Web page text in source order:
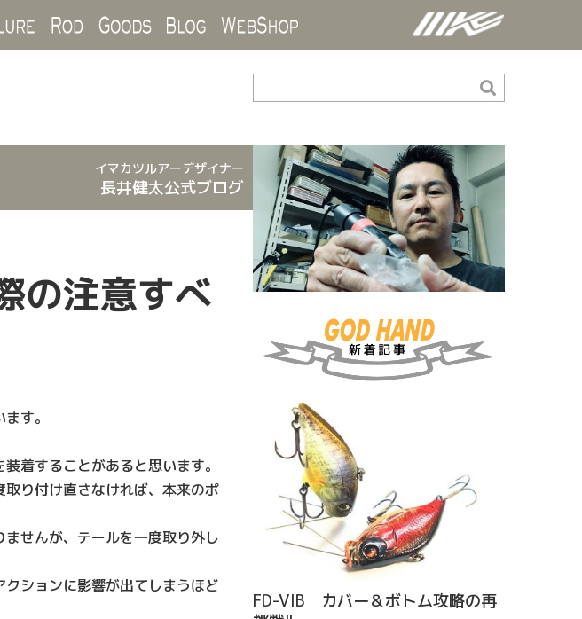
Other Lure
Rod Goods Blog
イマカツルアーデザイナー
長井健太公式ブログ
の注意すべ
す。
着することがあると思います。
り付け直さなければ、本来のポ
せんが、テールを一度取り外し
ションに影響が出てしまうほど
FD-VIB カバー＆ボトム攻略の再